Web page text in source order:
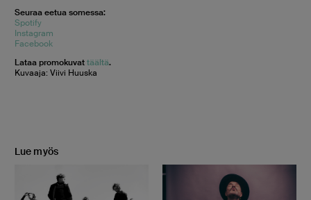
Seuraa eetua somessa:
Spotify
Instagram
Facebook
Lataa promokuvattäältä.
Kuvaaja: Viivi Huuska
Lue myös